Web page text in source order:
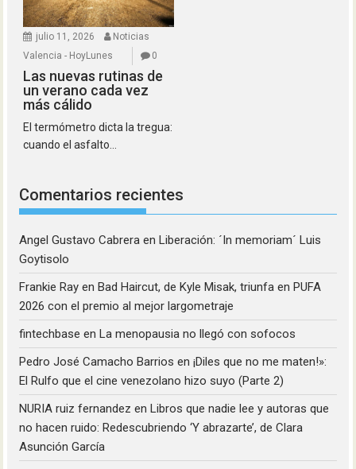
julio 11, 2026
Noticias
Valencia - HoyLunes
0
Las nuevas rutinas de
un verano cada vez
más cálido
El termómetro dicta la tregua:
cuando el asfalto...
Comentarios recientes
Angel Gustavo Cabrera enLiberación: ´In memoriam´ Luis
Goytisolo
Frankie Ray enBad Haircut, de Kyle Misak, triunfa en PUFA
2026 con el premio al mejor largometraje
fintechbase enLa menopausia no llegó con sofocos
Pedro José Camacho Barrios en¡Diles que no me maten!»:
El Rulfo que el cine venezolano hizo suyo (Parte 2)
NURIA ruiz fernandez enLibros que nadie lee y autoras que
no hacen ruido: Redescubriendo ‘Y abrazarte’, de Clara
Asunción García